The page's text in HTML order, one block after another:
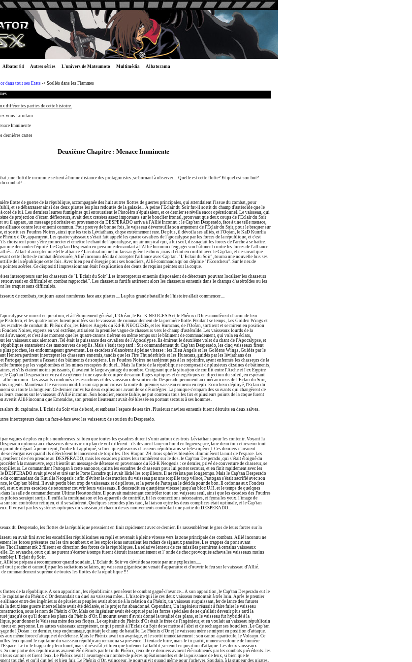
Albator 84 Autres séries L'univers de Matsumoto Multimédia Albatorama
dans tout ses Etats -> Scellés dans les Flammes
différentes parties de cette histoire.
vous Lointain
Imminente
dernières cartes
Deuxième Chapitre : Menace Imminente
une flottille inconnue se tient à bonne distance des protagonistes, se bornant à observer.... Quelle est cette flotte? Et quel est son but?
combat? ...
flotte de guerre de la république, accompagnée des huit autres flottes de guerres principales, qui attendaient l'issue du combat, pour
et se débarrasser ainsi des deux pirates les plus redoutés de la galaxie... A peine l'Eclair du Soir fut-il sortit du champ d'astéroïde que le
coté de lui. Les derniers leurres fumigènes qui entouraient le Pistoléro s'épuisaient, et ce dernier se révéla encor opérationnel. Le vaisseau, qui
de projection d'écran déflecteurs, avait deux cratères assez importants sur le bouclier frontal, prouvant que deux coups de l'Eclair du Soir
il apparu, un message prioritaire en provenance du DESPERADO arriva à l'Allié Inconnu : le Cap'tan Desperado, face à une telle menace,
alliance contre leur ennemi commun. Pour preuve de bonne fois, le vaisseau déverrouilla son armement de l'Eclair du Soir, pour le braquer sur
et sortit ses Foudres Noires, ainsi que les trois Léviathans, chose extrêmement rare. De plus, il dévoila ses alliés, et l'Océan, le KaD Kuurlia
Phénix d'Or, apparurent. Les quatre vaisseaux s'était fait appelé les quatre cavaliers de l'apocalypse par les forces de la république, et c'est
choisirent pour s'être connecter et émettre le chant de l'apocalypse, un air musical qui, à lui seul, dissuadait les forces de l'arche à se battre.
une demande d'équité. Le Cap'tan Desperado en personne demandait à l'Allié Inconnu d'engager son bâtiment contre les forces de l'alliance
Allait-il accepter une telle alliance ? La situation ne lui laissai guère le choix, mais il était en conflit avec le Cap'tan, et ne savait que
cette flotte de combat démesurée, Allié inconnu décida d'accepter l'alliance avec Cap'tan. "L'Eclair du Soir", tourna une nouvelle fois ses
de la république cette fois. Avec bien peu d'énergie pour ses boucliers, Allié commanda qu'on déploie "l'Ecorcheur". Sur le nez de
pointes acérées. Ce dispositif impressionnant était l'explication des dents de requins peintes sur la coque.
ses intercepteurs sur les chasseurs de "L'Eclair du Soir".Les intercepteurs ennemis disposaient de détecteurs pouvant localiser les chasseurs
en difficulté en combat rapproché.". Les chasseurs furtifs attirèrent alors les chasseurs ennemis dans le champs d'astéroïdes ou les
les traquer sans difficultés.
de combats, toujours aussi nombreux face aux pirates.... La plus grande bataille de l'histoire allait commencer....
se mirent en position, et à l'étonnement général, L'Océan, le Kd-K NEOGESIS et le Phénix d'Or escamotèrent chacun de leur
Pistolero, et les quatre armes furent pointées sur le vaisseau de commandement de la première flotte. Pendant se temps, Les Golden Wings et
escadres de combat du Phénix d'or, les Bleues Angels du Kd-K NEOGESIS, et les Huracans, de l'Océan, sortirent et se mirent en position
Foudres Noires, experts en vol extrême, attiraient la première vague de chasseurs vers le champ d'astéroïde. Les vaisseaux lourds de la
à s'avancer, et c'est à se moment que les quatre canons tirèrent en même temps sur le bâtiment de commandement, qui vola en éclats,
les vaisseaux aux alentours. Tel était la puissance des cavaliers de l'Apocalypse. Ils émirent le deuxième volet du chant de l'Apocalypse, et
républiques entamèrent des manœuvres de replis. Mais s'était trop tard : Sur commandement du Cap'tan Desperado, les cinq vaisseaux firent
plus proches, les endommageant gravement. Les escadres s'élancèrent à pleine vitesse : les Bleu Angels et les Goldens Wings, Guidés par le
Hentera partirent intercepter les chasseurs ennemis, tandis que les Fire Thunderbirds et les Huracans, guidés par les léviathans des
Partogan partirent à l'assaut des bâtiments de soutiens. Les Foudres Noires ne tardèrent pas à les rejoindre, ayant enfermés les chasseurs de la
formée par les vagabombes et les mines rescapées du duel... Mais la flotte de la république se composait de plusieurs dizaines de bâtiments,
et s'ils étaient moins puissants, il avaient le large avantage du nombre. Craignant que la situation de conflit entre l'Arche et l'ex Empire
le Cap'tan Desperado envoya discrètement une capsule équipée de camouflages optiques et énergétiques en direction du soleil, en espérant
allié inconnu : Les assauts combinés des escadrons et des vaisseaux de soutien du Desperado permirent aux mécaniciens de l'Eclair du Soir,
urgents. Maintenant le vaisseau modifia son cap pour croiser la route du premier vaisseau ennemi en repli. Ecorcheur déployé, l'Eclair du
sur toute la longueur. Ce dernier convulsa deux explosions avant de se désintégrer. La panique s'empara des suivants qui changèrent de
leurs canons sur le vaisseau d'Allié inconnu. Son bouclier, encore faible, ne put contenir tous les tirs et plusieurs points de la coque furent
avertit Allié inconnu que Emeraldas, son premier lieutenant avait été blessée en portant secours à ses hommes.
alors du capitaine. L'Eclair du Soir vira de bord, et embrasa l'espace de ses tirs. Plusieurs navires ennemis furent détruits en deux salves.
intercepteurs dans un face-à-face avec les vaisseaux de soutien du Desperado.
par vagues de plus en plus nombreuses, si bien que toutes les escadres durent s'unir autour des trois Léviathans pour les contenir. Voyant la
ordonna aux chasseurs de suivre un plan de vol différent : ils devaient faire un bond en hyperespace, faire demi tour et revenir tout
point de départ. à peine reçut, l'ordre fut appliqué, si bien que plusieurs chasseurs républicains se télescopèrent. Ces derniers n'avaient
se réorganiser quand ils détectèrent le lancement de torpilles. Des Harpon 2H. trois sphères bleutées illuminèrent la nuit de l'espace. Les
tentèrent de s'en prendre au DESPERADO, mais les escadres pirates leur tombèrent sur le dos. le Cap'tan Desperado, qui s'était éloigné du
à la manœuvre, reçut bientôt un message de détresse en provenance du Kd-K Neogesis : ce dernier, privé de couverture de chasseur, se
Le commandant Partogan à cette annonce, quitta les escadres de chasseurs pour lui porter secours, et en finit rapidement avec les
le DESPERADO avait pivoté et tiré sur le Porte Escadre qui avait lâché les torpilleurs. Il ne résista pas longtemps. Mais le Cap'tan Desperado
du commandant du Kuurlia Neogesis : afin d'éviter la destruction du vaisseau par une torpille trop véloce, Partogan s'était sacrifié avec son
le Cap'tan blêmi. Il avait perdu bien trop de vaisseaux et de pilotes, et la perte de Partogan le décida pour de bon. Il ordonna aux Foudres
et aux autres escadres de retourner couvrir leurs vaisseaux. Il descendit en quatrième vitesse jusqu'au bloc U.H. et le temps de quelques
la salle de commandement Ultime Hecatonchire. Il pouvait maintenant contrôler tout son vaisseau seul, ainsi que les escadres des Foudres
pilotes seraient sortis. Il enfila la combinaison et les appareils de contrôle, fit les connections nécessaires, et ferma les yeux. l'image de
sur son contrôleur rétinien, et il se saluèrent. Quelques secondes plus tard, la liaison entre les deux complices était optimale, et le Cap'tan
Il voyait par les systèmes optiques du vaisseau, et chacun de ses mouvements contrôlait une partie du DESPERADO...
du Desperado, les flottes de la république pensaient en finir rapidement avec ce dernier. Ils rassemblèrent le gros de leurs forces sur la
en avait fini avec les escadrilles républicaines en repli et revenait à pleine vitesse vers la zone principale des combats. Allié inconnu ne
les forces présentes car les tirs nombreux et les explosions saturaient les radars de signaux parasites. Les trappes du pont avant
ThorHammer mk 2 filèrent en direction des forces de la républiques. La relative lenteur de ces missiles permirent à certains vaisseaux
En revanche, ceux qui ne purent s'écarter à temps furent détruit instantanément et l' onde de choc provoquée acheva les vaisseaux moins
L'Eclair du Soir.
se prépara à recommencer quand soudain, L'Eclair du Soir vu dévié de sa route par une explosion.....
tout proche et camouflé par les radiations solaires, un vaisseau gigantesque venait d'apparaître et d'ouvrir le feu sur le vaisseau d'Allié.
commandement suprême de toutes les flottes de la république !!!
flottes de la république. A son apparition, les républicains pensèrent le combat gagné d'avance... A son apparition, le Cap'tan Desperado eut le
le capitaine du Phénix d'Or demandait un duel au vaisseau mère... L'histoire qui lie ces deux vaisseau remontait à très loin. Après le premier
entre des ingénieurs de plusieurs peuples avait aboutie à la création du Phénix, un vaisseau surpuissant, fer de lance des futures
la deuxième guerre interstellaire avait été déclarée, et le projet fut abandonné. Cependant, Un ingénieur réussit à faire fuire le vaisseau
sous le nom de Phénix d'Or. Mais cet ingénieur avait été capturé par les forces spéciales de se qu'allait devenir plus tard la
jusqu'à ce qu'il donne les plans du Phénix d'Or. Il mourut avant d'avoir donné la totalité des plans, et le vaisseau fut hybridé à la
pour donner le Vaisseau mère des ses flottes. Le capitaine du Phénix d'Or était le frère de l'ingénieur, et en voulait au vaisseau républicain
en personne. Les autres vaisseaux acceptèrent, ce qui permit à l'Eclair du Soir de se mettre à l'abri et de recharger ses boucliers. Le Cap'tan
de l'Océan : ce dernier, trop endommagé, quittait le champ de bataille. Le Phénix d'Or et le vaisseau mère se mirent en position d'attaque.
aux même force d'attaque et de défense. Mais le Phénix avait un avantage, et le sortit immédiatement : son canon à particule, le Volcano. Ce
feux quand le capitaine du vaisseau républicain remarqua sa présence. Il tenta de fuire, mais le tir partit, immense colonne de lumière
Le tir le frappa de plein fouet, mais il résistât, et bien que fortement affaiblit, se remit en position d'attaque. Les deux vaisseaux
Si une partie des républicains avaient été détruits par le tir du Phénix, ceux de ce derniers avaient été malmenés par les combats précédents. les
leurs canons et firent feux. Le Phénix avait l'avantage du nombre de pièces opérationnelles et de la puissance de feux, si bien que le
touché, et qu'il dut bel et bien fuir. Le Phénix d'Or, vaincoeur, le poursuivit quand même pour l'achever. Soudain, à la stupeur des pirates,